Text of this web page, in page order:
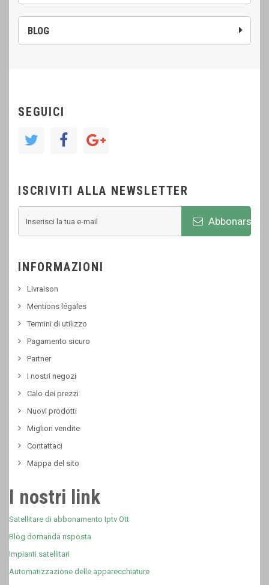
BLOG
SEGUICI
ISCRIVITI ALLA NEWSLETTER
Abbonarsi
INFORMAZIONI
Livraison
Mentions légales
Termini di utilizzo
Pagamento sicuro
Partner
I nostri negozi
Calo dei prezzi
Nuovi prodotti
Migliori vendite
Contattaci
Mappa del sito
I nostri link
Satellitare di abbonamento Iptv Ott
Blog domanda risposta
Impianti satellitari
Automatizzazione delle apparecchiature